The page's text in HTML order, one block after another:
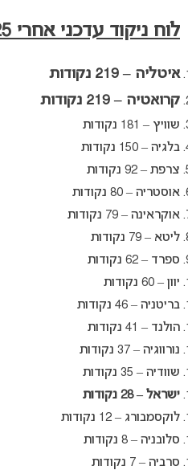
לוח ניקוד עדכני אחרי 25 הצבעות
איטליה – 219 נקודות
קרואטיה – 219 נקודות
שוויץ – 181 נקודות
בלגיה – 150 נקודות
צרפת – 92 נקודות
אוסטריה – 80 נקודות
אוקראינה – 79 נקודות
ליטא – 79 נקודות
ספרד – 62 נקודות
יוון – 60 נקודות
בריטניה – 46 נקודות
הולנד – 41 נקודות
נורווגיה – 37 נקודות
שוודיה – 35 נקודות
ישראל – 28 נקודות
לוקסמבורג – 12 נקודות
סלובניה – 8 נקודות
סרביה – 7 נקודות